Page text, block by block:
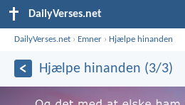
DailyVerses.net
DailyVerses.net › Emner › Hjælpe hinanden
Hjælpe hinanden (3/3)